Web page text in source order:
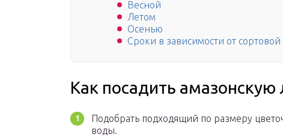
Весной
Летом
Осенью
Сроки в зависимости от
Как посадить амазонскую
Подобрать подходящий по размеру
воды.